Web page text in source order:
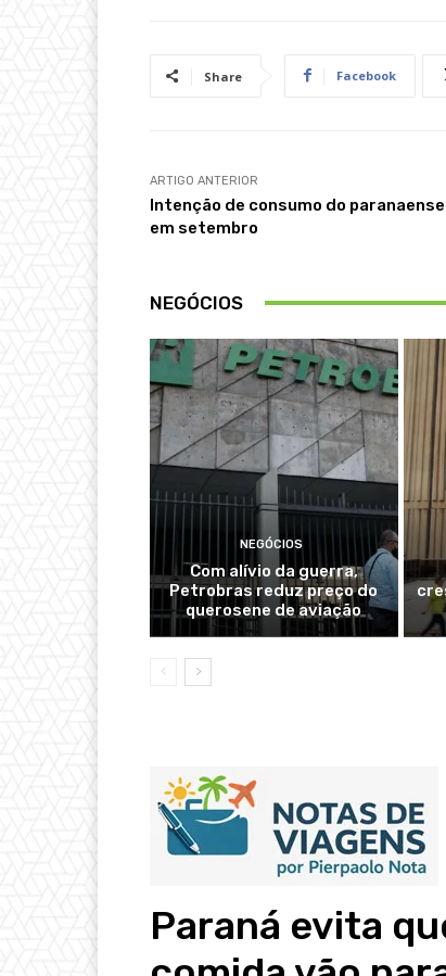
Share Facebook
ARTIGO ANTERIOR
Intenção de consumo do
em setembro
NEGÓCIOS
NEGÓCIOS
Com alívio da guerra,
Petrobras reduz preço do
querosene de aviação